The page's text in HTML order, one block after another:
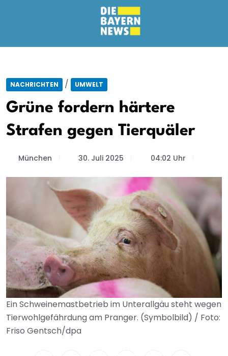
NACHRICHTEN / UMWELT
Grüne fordern härtere
Strafen gegen Tierquäler
München 30. Juli 2025 04:02 Uhr
Ein Schweinemastbetrieb im Unterallgäu steht wegen
Tierwohlgefährdung am Pranger. (Symbolbild) / Foto:
Friso Gentsch/dpa